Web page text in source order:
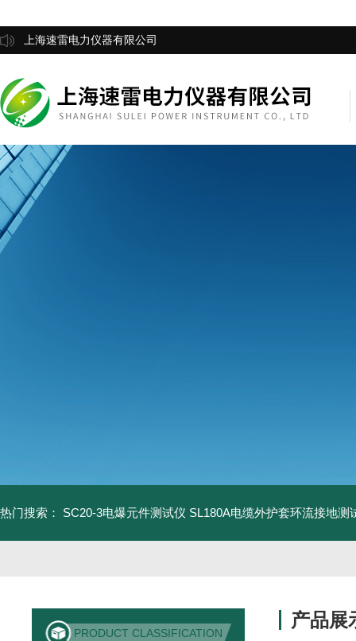
上海速雷电力仪器有限公司
热门搜索： SC20-3电爆元件测试仪 SL180A电缆外护套环流接地测
PRODUCT CLASSIFICATION
产品展